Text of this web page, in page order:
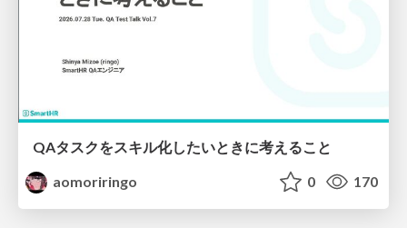
QAタスクをスキル化したいときに考えること
aomoriringo
0 170